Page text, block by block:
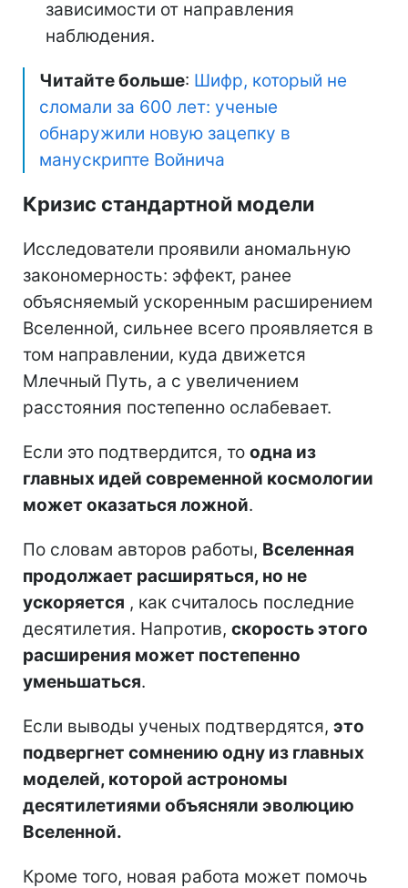
зависимости от направления
наблюдения.
Читайте больше: Шифр, который не
сломали за 600 лет: ученые
обнаружили новую зацепку в
манускрипте Войнича
Кризис стандартной модели
Исследователи проявили аномальную
закономерность: эффект, ранее
объясняемый ускоренным расширением
Вселенной, сильнее всего проявляется в
том направлении, куда движется
Млечный Путь, а с увеличением
расстояния постепенно ослабевает.
Если это подтвердится, то одна из
главных идей современной космологии
может оказаться ложной.
По словам авторов работы, Вселенная
продолжает расширяться, но не
ускоряется , как считалось последние
десятилетия. Напротив, скорость этого
расширения может постепенно
уменьшаться.
Если выводы ученых подтвердятся, это
подвергнет сомнению одну из главных
моделей, которой астрономы
десятилетиями объясняли эволюцию
Вселенной.
Кроме того, новая работа может помочь